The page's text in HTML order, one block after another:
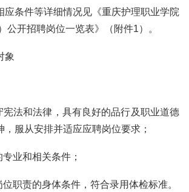
应条件等详细情况见《重庆护理职业学院
公开招聘岗位一览表》（附件1）。
象
宪法和法律，具有良好的品行及职业道德
，服从安排并适应应聘岗位要求；
业和相关条件；
职责的身体条件，符合录用体检标准。